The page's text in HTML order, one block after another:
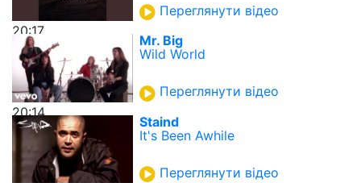
20:17
Переглянути відео
20:14
Mr. Big
Wild World
Переглянути відео
Staind
It's Been Awhile
Переглянути відео